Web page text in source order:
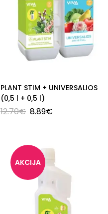
PLANT STIM + UNIVERSALIOS
(0,5 l + 0,5 l)
12.70€ 8.89€